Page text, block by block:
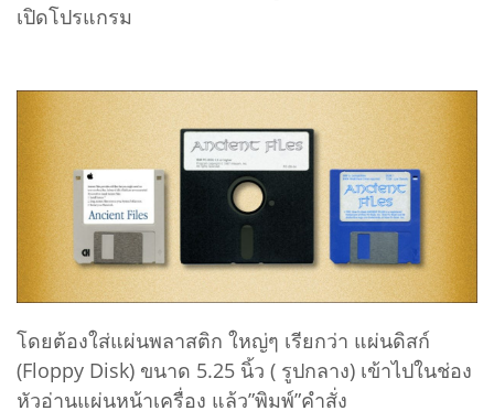
เปิดโปรแกรม
โดยต้องใส่แผ่นพลาสติก ใหญ่ๆ เรียกว่า แผ่นดิสก์
(Floppy Disk) ขนาด 5.25 นิ้ว ( รูปกลาง) เข้าไปในช่อง
หัวอ่านแผ่นหน้าเครื่อง แล้ว”พิมพ์”คำสั่ง